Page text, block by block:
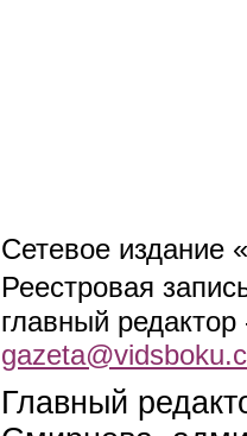
Сетевое издание
Реестровая
главный
Главный